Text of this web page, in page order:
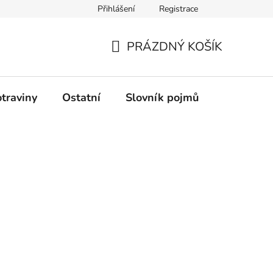
Podmínky ochrany osobních údajů
Přihlášení Registrace
KOŠÍK
PRÁZDNÝ KOŠÍK
Ostatní Slovník pojmů